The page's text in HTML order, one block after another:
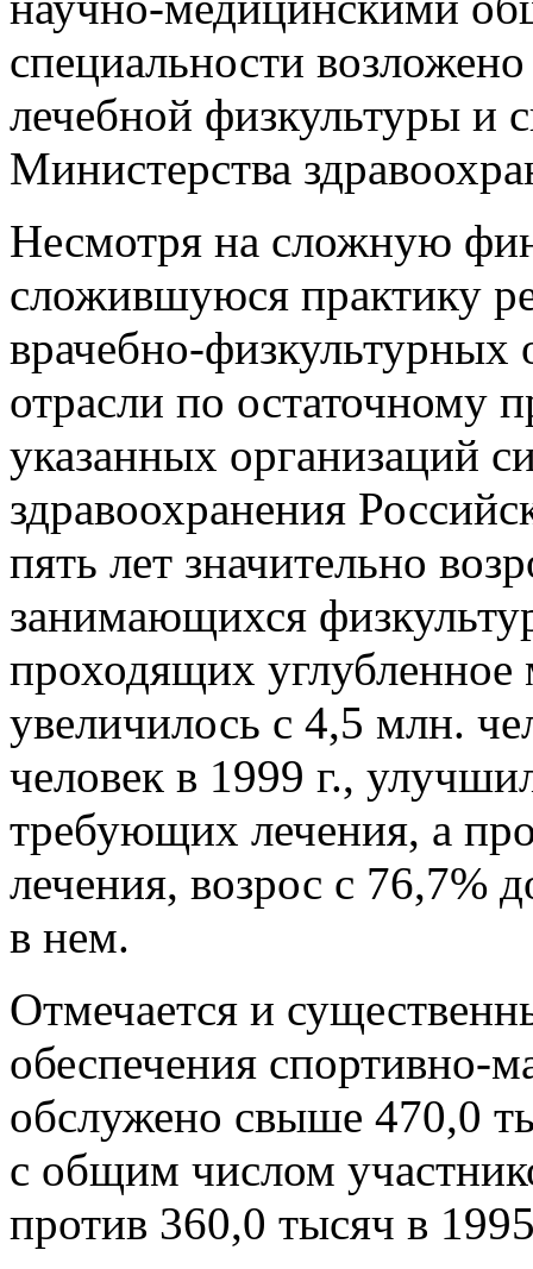
специальности
лечебной физкультуры и
Министерства
Несмотря на сложную
сложившуюся практику
врачебно-физкультурных
отрасли по остаточному
указанных организаций
здравоохранения
пять лет значительно
занимающихся
проходящих углубленное
увеличилось с 4,5 млн.
человек в 1999 г.,
требующих лечения, а
лечения, возрос с 76,7%
в нем.
Отмечается и
обеспечения спортивно-
обслужено свыше 470,0
с общим числом
против 360,0 тысяч в